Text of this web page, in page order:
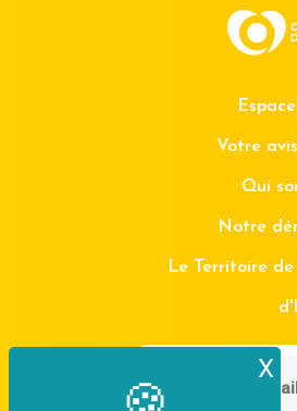
X
Votre
Qui
Notre
Le Territoire